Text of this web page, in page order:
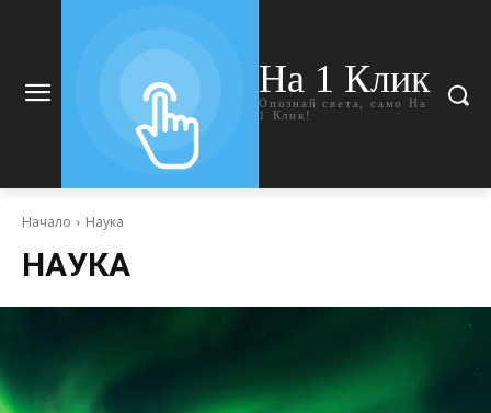
На 1 Клик
Опознай света, само На
1 Клик!
Начало Наука
НАУКА